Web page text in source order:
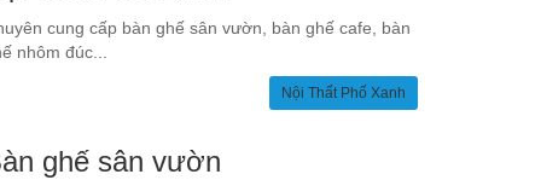
cung cấp bàn ghế sân vườn, bàn ghế cafe, bàn
nhôm đúc...
Nội Thất Phố Xanh
ghế sân vườn